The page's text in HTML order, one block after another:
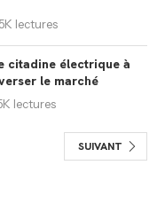
lectures
citadine électrique à
le marché
lectures
SUIVANT